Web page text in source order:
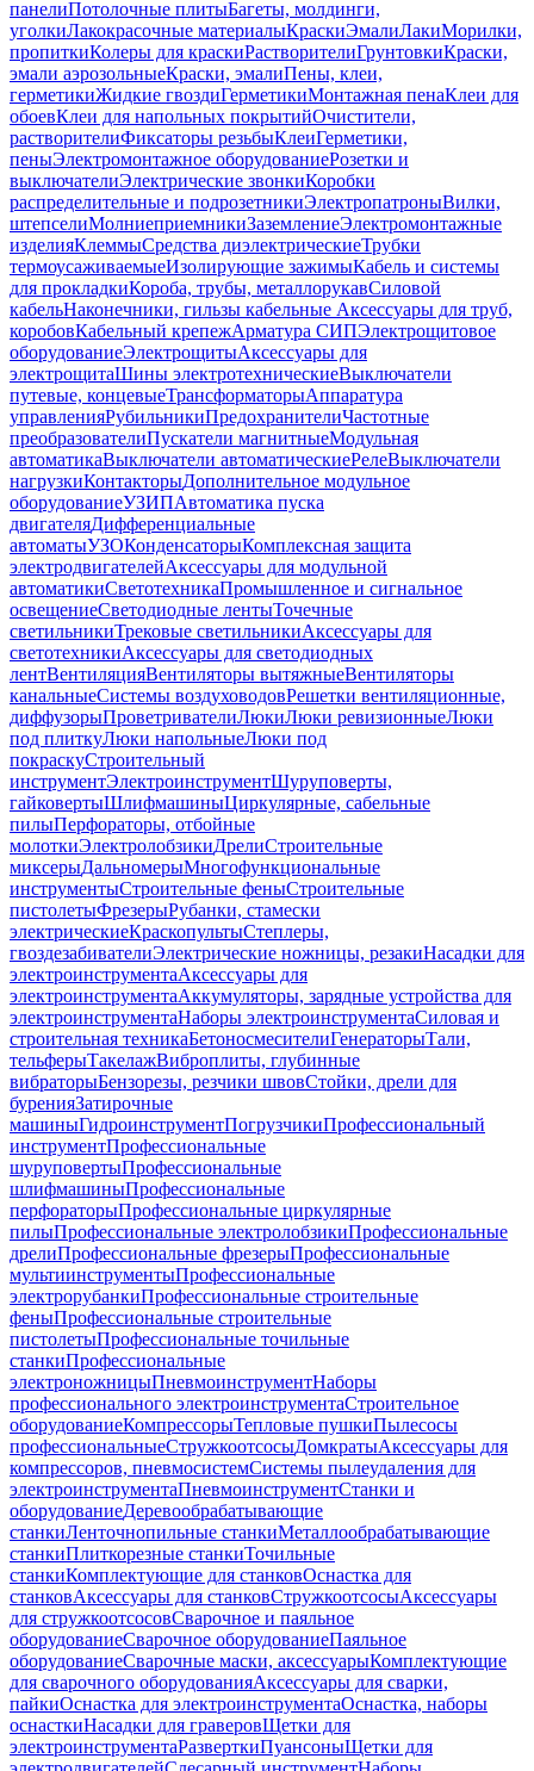
панелиПотолочные плитыБагеты, молдинги,
уголкиЛакокрасочные материалыКраскиЭмалиЛакиМорилки,
пропиткиКолеры для краскиРастворителиГрунтовкиКраски,
эмали аэрозольныеКраски, эмалиПены, клеи,
герметикиЖидкие гвоздиГерметикиМонтажная пенаКлеи для
обоевКлеи для напольных покрытийОчистители,
растворителиФиксаторы резьбыКлеиГерметики,
пеныЭлектромонтажное оборудованиеРозетки и
выключателиЭлектрические звонкиКоробки
распределительные и подрозетникиЭлектропатроныВилки,
штепселиМолниеприемникиЗаземлениеЭлектромонтажные
изделияКлеммыСредства диэлектрическиеТрубки
термоусаживаемыеИзолирующие зажимыКабель и системы
для прокладкиКороба, трубы, металлорукавСиловой
кабельНаконечники, гильзы кабельные Аксессуары для труб,
коробовКабельный крепежАрматура СИПЭлектрощитовое
оборудованиеЭлектрощитыАксессуары для
электрощитаШины электротехническиеВыключатели
путевые, концевыеТрансформаторыАппаратура
управленияРубильникиПредохранителиЧастотные
преобразователиПускатели магнитныеМодульная
автоматикаВыключатели автоматическиеРелеВыключатели
нагрузкиКонтакторыДополнительное модульное
оборудованиеУЗИПАвтоматика пуска
двигателяДифференциальные
автоматыУЗОКонденсаторыКомплексная защита
электродвигателейАксессуары для модульной
автоматикиСветотехникаПромышленное и сигнальное
освещениеСветодиодные лентыТочечные
светильникиТрековые светильникиАксессуары для
светотехникиАксессуары для светодиодных
лентВентиляцияВентиляторы вытяжныеВентиляторы
канальныеСистемы воздуховодовРешетки вентиляционные,
диффузорыПроветривателиЛюкиЛюки ревизионныеЛюки
под плиткуЛюки напольныеЛюки под
покраскуСтроительный
инструментЭлектроинструментШуруповерты,
гайковертыШлифмашиныЦиркулярные, сабельные
пилыПерфораторы, отбойные
молоткиЭлектролобзикиДрелиСтроительные
миксерыДальномерыМногофункциональные
инструментыСтроительные феныСтроительные
пистолетыФрезерыРубанки, стамески
электрическиеКраскопультыСтеплеры,
гвоздезабивателиЭлектрические ножницы, резакиНасадки для
электроинструментаАксессуары для
электроинструментаАккумуляторы, зарядные устройства для
электроинструментаНаборы электроинструментаСиловая и
строительная техникаБетоносмесителиГенераторыТали,
тельферыТакелажВиброплиты, глубинные
вибраторыБензорезы, резчики швовСтойки, дрели для
буренияЗатирочные
машиныГидроинструментПогрузчикиПрофессиональный
инструментПрофессиональные
шуруповертыПрофессиональные
шлифмашиныПрофессиональные
перфораторыПрофессиональные циркулярные
пилыПрофессиональные электролобзикиПрофессиональные
дрелиПрофессиональные фрезерыПрофессиональные
мультиинструментыПрофессиональные
электрорубанкиПрофессиональные строительные
феныПрофессиональные строительные
пистолетыПрофессиональные точильные
станкиПрофессиональные
электроножницыПневмоинструментНаборы
профессионального электроинструментаСтроительное
оборудованиеКомпрессорыТепловые пушкиПылесосы
профессиональныеСтружкоотсосыДомкратыАксессуары для
компрессоров, пневмосистемСистемы пылеудаления для
электроинструментаПневмоинструментСтанки и
оборудованиеДеревообрабатывающие
станкиЛенточнопильные станкиМеталлообрабатывающие
станкиПлиткорезные станкиТочильные
станкиКомплектующие для станковОснастка для
станковАксессуары для станковСтружкоотсосыАксессуары
для стружкоотсосовСварочное и паяльное
оборудованиеСварочное оборудованиеПаяльное
оборудованиеСварочные маски, аксессуарыКомплектующие
для сварочного оборудованияАксессуары для сварки,
пайкиОснастка для электроинструментаОснастка, наборы
оснасткиНасадки для граверовЩетки для
электроинструментаРазверткиПуансоныЩетки для